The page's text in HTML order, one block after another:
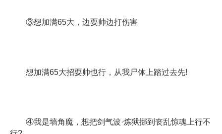
③想加满65大，边耍帅边打伤害
想加满65大招耍帅也行，从我尸体上踏过去先!
④我是墙角魔，想把剑气波·炼狱挪到丧乱惊魂上行不